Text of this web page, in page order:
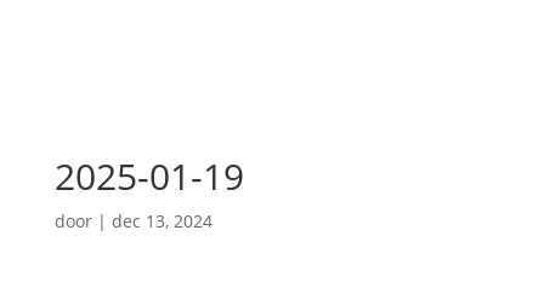
2025-01-19
door | dec 13, 2024